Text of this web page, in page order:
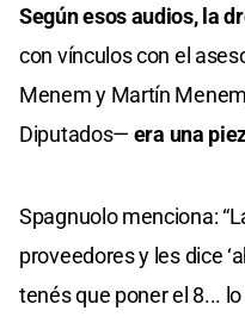
Según esos audios, la
con vínculos con el
Menem y Martín
Diputados— era una
Spagnuolo menciona:
proveedores y les dice
tenés que poner el 8...